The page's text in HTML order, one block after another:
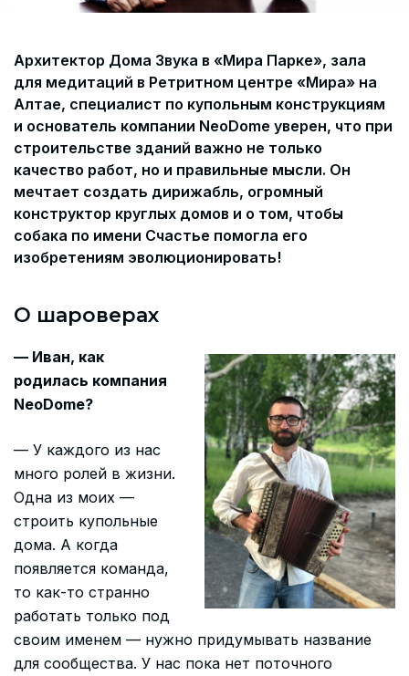
Архитектор Дома Звука в «Мира Парке», зала
для медитаций в Ретритном центре «Мира» на
Алтае, специалист по купольным конструкциям
и основатель компании NeoDome уверен, что при
строительстве зданий важно не только
качество работ, но и правильные мысли. Он
мечтает создать дирижабль, огромный
конструктор круглых домов и о том, чтобы
собака по имени Счастье помогла его
изобретениям эволюционировать!
О шароверах
— Иван, как
родилась компания
NeoDome?
— У каждого из нас
много ролей в жизни.
Одна из моих —
строить купольные
дома. А когда
появляется команда,
то как-то странно
работать только под
своим именем — нужно придумывать название
для сообщества. У нас пока нет поточного